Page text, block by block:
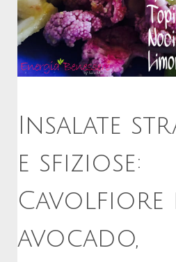
Insalate
e sfiziose:
Cavolfiore
avocado,